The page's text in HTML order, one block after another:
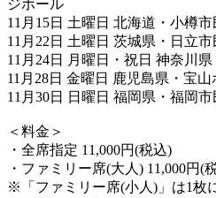
ジホール
11月15日 土曜日 北海道・小樽
11月22日 土曜日 茨城県・日立
11月24日 月曜日・祝日 神奈川
11月28日 金曜日 鹿児島県・宝山
11月30日 日曜日 福岡県・福岡
＜料金＞
・全席指定 11,000円(税込)
・ファミリー席(大人) 11,000円(
※「ファミリー席(小人)」は1枚